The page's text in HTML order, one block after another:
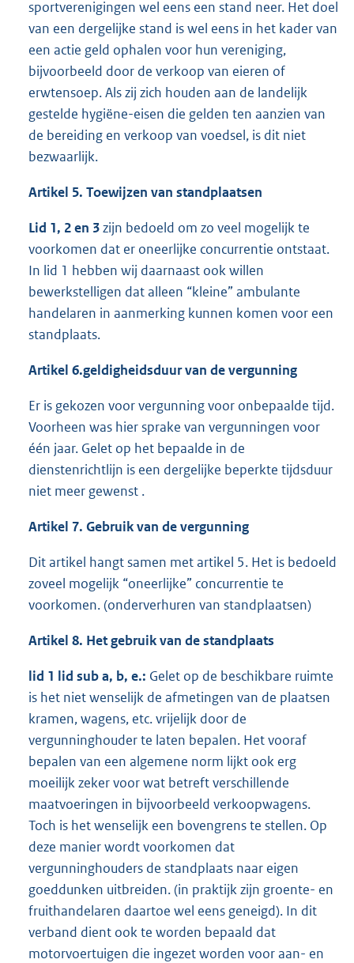
sportverenigingen wel eens een stand neer. Het doel
van een dergelijke stand is wel eens in het kader van
een actie geld ophalen voor hun vereniging,
bijvoorbeeld door de verkoop van eieren of
erwtensoep. Als zij zich houden aan de landelijk
gestelde hygiëne-eisen die gelden ten aanzien van
de bereiding en verkoop van voedsel, is dit niet
bezwaarlijk.
Artikel 5. Toewijzen van standplaatsen
Lid 1, 2 en 3zijn bedoeld om zo veel mogelijk te
voorkomen dat er oneerlijke concurrentie ontstaat.
In lid 1 hebben wij daarnaast ook willen
bewerkstelligen dat alleen “kleine” ambulante
handelaren in aanmerking kunnen komen voor een
standplaats.
Artikel 6.geldigheidsduur van de vergunning
Er is gekozen voor vergunning voor onbepaalde tijd.
Voorheen was hier sprake van vergunningen voor
één jaar. Gelet op het bepaalde in de
dienstenrichtlijn is een dergelijke beperkte tijdsduur
niet meer gewenst .
Artikel 7. Gebruik van de vergunning
Dit artikel hangt samen met artikel 5. Het is bedoeld
zoveel mogelijk “oneerlijke” concurrentie te
voorkomen. (onderverhuren van standplaatsen)
Artikel 8. Het gebruik van de standplaats
lid 1 lid sub a, b, e.: Gelet op de beschikbare ruimte
is het niet wenselijk de afmetingen van de plaatsen
kramen, wagens, etc. vrijelijk door de
vergunninghouder te laten bepalen. Het vooraf
bepalen van een algemene norm lijkt ook erg
moeilijk zeker voor wat betreft verschillende
maatvoeringen in bijvoorbeeld verkoopwagens.
Toch is het wenselijk een bovengrens te stellen. Op
deze manier wordt voorkomen dat
vergunninghouders de standplaats naar eigen
goeddunken uitbreiden. (in praktijk zijn groente- en
fruithandelaren daartoe wel eens geneigd). In dit
verband dient ook te worden bepaald dat
motorvoertuigen die ingezet worden voor aan- en